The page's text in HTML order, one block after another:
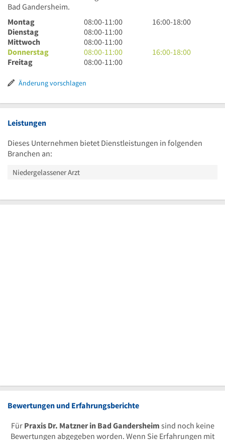
Bad Gandersheim.
Montag
8
Uhr
bis
11
Uhr
08:00-11:00
16
18
16:00-18:00
Dienstag
8
Uhr
bis
11
08:00-11:00
Mittwoch
8
Uhr
bis
Uhr
08:00-11:00
Donnerstag
8
Uhr
11
08:00-11:00
16
16:00-18:00
Freitag
8
bis
Uhr
08:00-11:00
Änderung vorschlagen
Leistungen
Dieses Unternehmen bietet Dienstleistungen in folgenden
Branchen an:
Niedergelassener Arzt
Bewertungen und Erfahrungsberichte
Für Praxis Dr. Matzner in Bad Gandersheim sind noch keine
Bewertungen abgegeben worden. Wenn Sie Erfahrungen mit